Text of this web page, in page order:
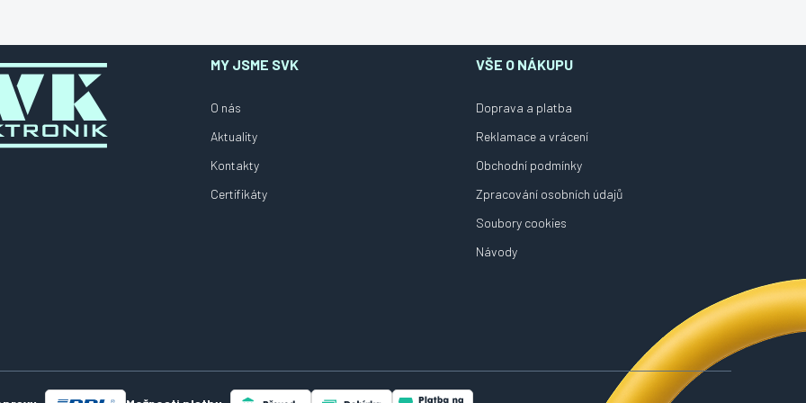
MY JSME SVK
O nás
Aktuality
Kontakty
Certifikáty
VŠE O NÁKUPU
Doprava a platba
Reklamace a vrácení
Obchodní podmínky
Zpracování osobních údajů
Soubory cookies
Návody